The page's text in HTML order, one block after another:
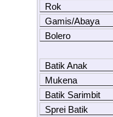
Rok
Gamis/Abaya
Bolero
Batik Anak
Mukena
Batik Sarimbit
Sprei Batik